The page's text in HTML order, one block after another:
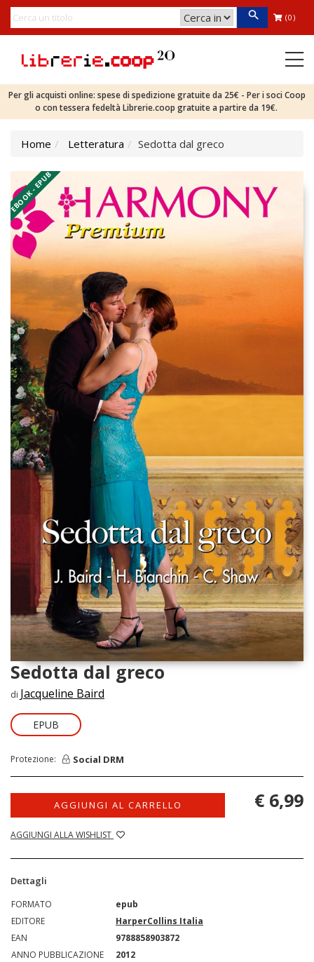
(0)
Per gli acquisti online: spese di spedizione gratuite da 25€ - Per i soci Coop
o con tessera fedeltà Librerie.coop gratuite a partire da 19€.
Home Letteratura Sedotta dal greco
EBOOK - EPUB
Sedotta dal greco
di Jacqueline Baird
EPUB
Protezione: Social DRM
AGGIUNGI AL CARRELLO
AGGIUNGI ALLA WISHLIST
€ 6,99
Dettagli
FORMATO
epub
EDITORE
HarperCollins Italia
EAN
9788858903872
ANNO PUBBLICAZIONE
2012